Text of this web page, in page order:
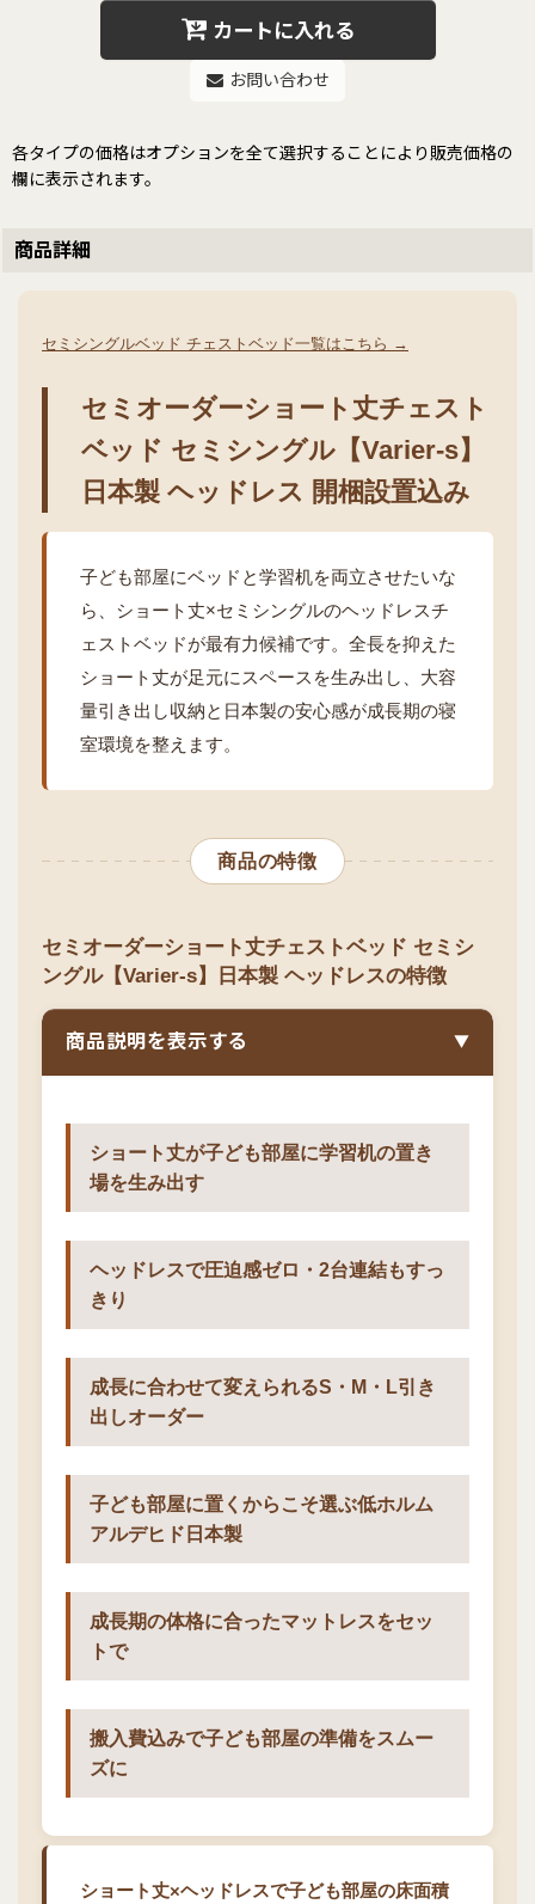
カートに入れる
お問い合わせ
各タイプの価格はオプションを全て選択することにより販売価格の
欄に表示されます。
商品詳細
セミシングルベッド チェストベッド一覧はこちら →
セミオーダーショート丈チェスト
ベッド セミシングル【Varier-s】
日本製 ヘッドレス 開梱設置込み
子ども部屋にベッドと学習机を両立させたいな
ら、ショート丈×セミシングルのヘッドレスチ
ェストベッドが最有力候補です。全長を抑えた
ショート丈が足元にスペースを生み出し、大容
量引き出し収納と日本製の安心感が成長期の寝
室環境を整えます。
商品の特徴
セミオーダーショート丈チェストベッド セミシ
ングル【Varier-s】日本製 ヘッドレスの特徴
商品説明を表示する ▼
ショート丈が子ども部屋に学習机の置き
場を生み出す
ヘッドレスで圧迫感ゼロ・2台連結もすっ
きり
成長に合わせて変えられるS・M・L引き
出しオーダー
子ども部屋に置くからこそ選ぶ低ホルム
アルデヒド日本製
成長期の体格に合ったマットレスをセッ
トで
搬入費込みで子ども部屋の準備をスムー
ズに
ショート丈×ヘッドレスで子ども部屋の床面積